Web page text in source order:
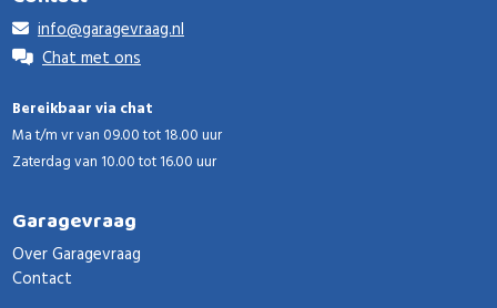
info@garagevraag.nl
Chat met ons
Bereikbaar via chat
Ma t/m vr van 09.00 tot 18.00 uur
Zaterdag van 10.00 tot 16.00 uur
Garagevraag
Over Garagevraag
Contact